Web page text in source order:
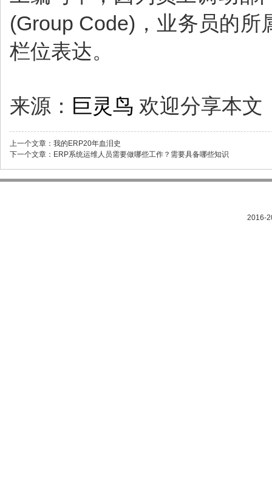
(Group Code)，业务员的
栏位表达。
来源： 巨灵鸟 欢迎分享本文
上一个文章： 我的ERP20年血泪史
下一个文章： ERP系统运维人员需要做哪些工作？需要具备哪些知识
2016-